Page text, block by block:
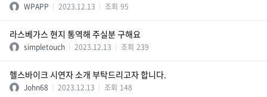
WPAPP 2023.12.13 조회 95
라스베가스 현지 통역해 주실분 구해요
simpletouch 2023.12.13 조회 239
헬스바이크 시연자 소개 부탁드리고자 합니다.
John68 2023.12.13 조회 148